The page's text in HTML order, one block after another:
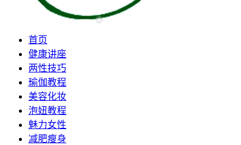
首页
健康讲座
两性技巧
瑜伽教程
美容化妆
泡妞教程
魅力女性
减肥瘦身